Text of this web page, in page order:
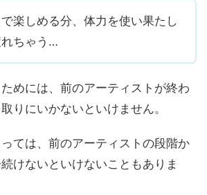
楽しめる分、体力を使い果たし
ちゃう…
めには、前のアーティストが終わ
りにいかないといけません。
ては、前のアーティストの段階か
けないといけないこともありま